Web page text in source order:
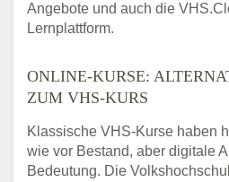
Angebote und auch die
Lernplattform.
ONLINE-KURSE:
ZUM VHS-KURS
Klassische VHS-Kurse haben
wie vor Bestand, aber digitale
Bedeutung. Die